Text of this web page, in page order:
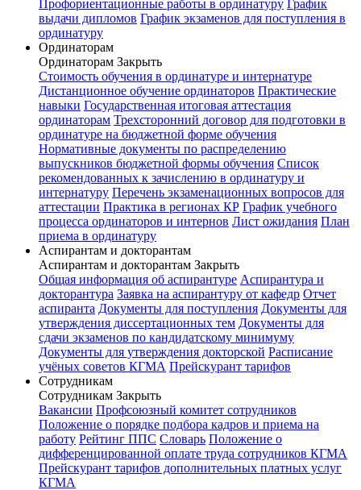
Профориентационные работы в ординатуру График
выдачи дипломов График экзаменов для поступления в
ординатуру
Ординаторам
Ординаторам Закрыть
Стоимость обучения в ординатуре и интернатуре
Дистанционное обучение ординаторов Практические
навыки Государственная итоговая аттестация
ординаторам Трехсторонний договор для подготовки в
ординатуре на бюджетной форме обучения
Нормативные документы по распределению
выпускников бюджетной формы обучения Список
рекомендованных к зачислению в ординатуру и
интернатуру Перечень экзаменационных вопросов для
аттестации Практика в регионах КР График учебного
процесса ординаторов и интернов Лист ожидания План
приема в ординатуру
Аспирантам и докторантам
Аспирантам и докторантам Закрыть
Общая информация об аспирантуре Аспирантура и
докторантура Заявка на аспирантуру от кафедр Отчет
аспиранта Документы для поступления Документы для
утверждения диссертационных тем Документы для
сдачи экзаменов по кандидатскому минимуму
Документы для утверждения докторской Расписание
учёных советов КГМА Прейскурант тарифов
Сотрудникам
Сотрудникам Закрыть
Вакансии Профсоюзный комитет сотрудников
Положение о порядке подбора кадров и приема на
работу Рейтинг ППС Словарь Положение о
дифференцированной оплате труда сотрудников КГМА
Прейскурант тарифов дополнительных платных услуг
КГМА